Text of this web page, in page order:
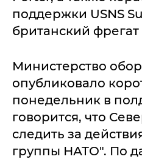
поддержки USNS
британский фрегат
Министерство
опубликовало
понедельник в
говорится, что
следить за
группы НАТО". По